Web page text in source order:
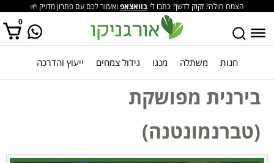
הצמח חולה? זקוק לדשן? כתבו לי בוואצאפ ואעזור לכם עם פתרון מדויק 🌱
0
אין מוצרים בסל הקניות. חנות משתלה מנגו גידול צמחים ייעוץ והדרכה
בירנית מפושקת
(טברנמונטנה)